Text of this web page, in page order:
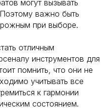
могут вызывать
важно быть
при выборе.
отличным
инструментов для
помнить, что они не
учитывать все
к гармонии
состоянием.